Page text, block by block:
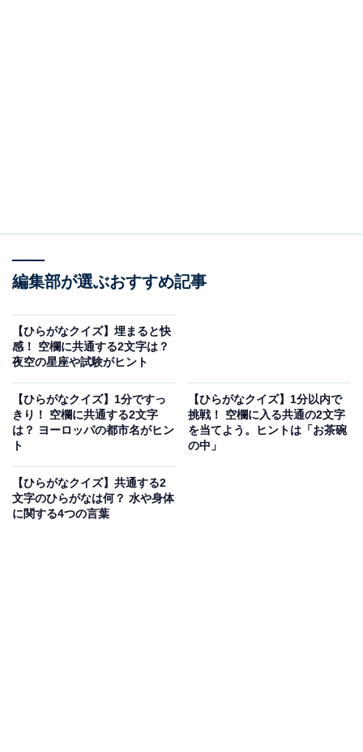
編集部が選ぶおすすめ記事
【ひらがなクイズ】埋まると快
感！ 空欄に共通する2文字は？
夜空の星座や試験がヒント
【ひらがなクイズ】1分ですっ
きり！ 空欄に共通する2文字
は？ ヨーロッパの都市名がヒン
ト
【ひらがなクイズ】1分以内で
挑戦！ 空欄に入る共通の2文字
を当てよう。ヒントは「お茶碗
の中」
【ひらがなクイズ】共通する2
文字のひらがなは何？ 水や身体
に関する4つの言葉